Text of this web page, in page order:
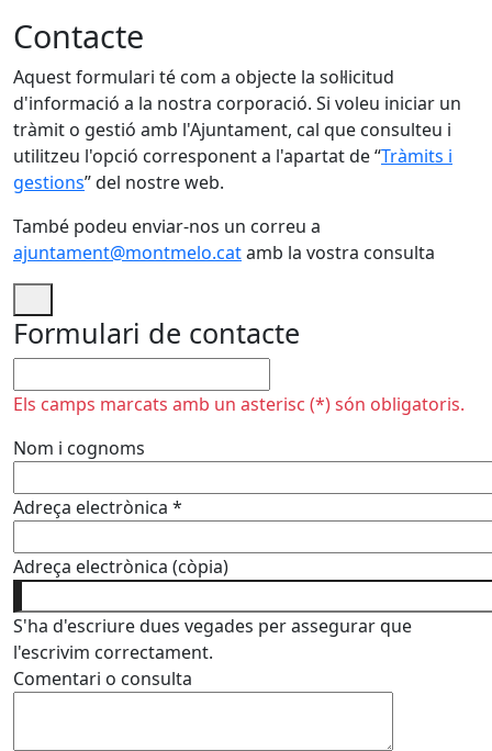
Contacte
Aquest formulari té com a objecte la sol·licitud
d'informació a la nostra corporació. Si voleu iniciar un
tràmit o gestió amb l'Ajuntament, cal que consulteu i
utilitzeu l'opció corresponent a l'apartat de “Tràmits i
gestions” del nostre web.
També podeu enviar-nos un correu a
ajuntament@montmelo.catamb la vostra consulta
Formulari de contacte
Els camps marcats amb un asterisc (*) són obligatoris.
Nom i cognoms
Adreça electrònica *
Adreça electrònica (còpia)
S'ha d'escriure dues vegades per assegurar que
l'escrivim correctament.
Comentari o consulta